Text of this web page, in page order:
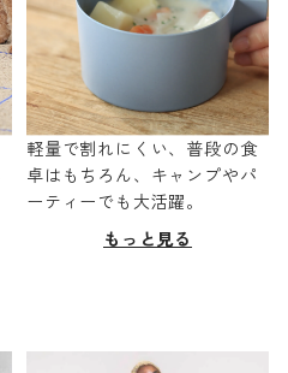
軽量で割れにくい、普段の食
卓はもちろん、キャンプやパ
ーティーでも大活躍。
もっと見る